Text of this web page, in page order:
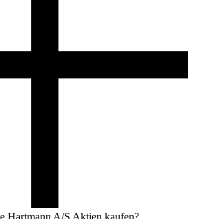
Hartmann A/S Aktien kaufen?